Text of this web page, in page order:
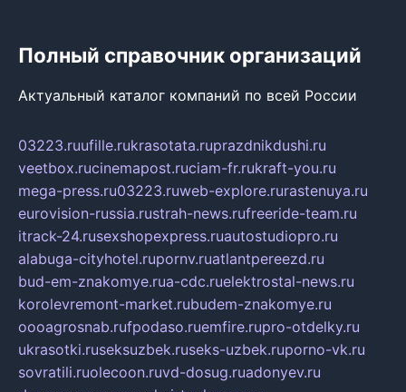
Полный справочник организаций
Актуальный каталог компаний по всей России
03223.ruufille.rukrasotata.ruprazdnikdushi.ru
veetbox.rucinemapost.ruciam-fr.rukraft-you.ru
mega-press.ru03223.ruweb-explore.rurastenuya.ru
eurovision-russia.rustrah-news.rufreeride-team.ru
itrack-24.rusexshopexpress.ruautostudiopro.ru
alabuga-cityhotel.rupornv.ruatlantpereezd.ru
bud-em-znakomye.rua-cdc.ruelektrostal-news.ru
korolevremont-market.rubudem-znakomye.ru
oooagrosnab.rufpodaso.ruemfire.rupro-otdelky.ru
ukrasotki.ruseksuzbek.ruseks-uzbek.ruporno-vk.ru
sovratili.ruolecoon.ruvd-dosug.ruadonyev.ru